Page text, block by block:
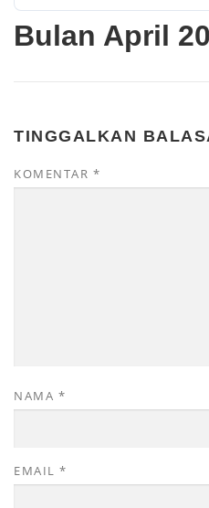
Bulan April
TINGGALKAN
KOMENTAR *
NAMA *
EMAIL *